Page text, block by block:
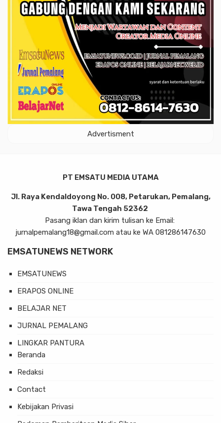
Advertisment
PT EMSATU MEDIA UTAMA
Jl. Raya Kendaldoyong No. 008, Petarukan, Pemalang,
Tawa Tengah 52362
Pasang iklan dan kirim tulisan ke Email:
jurnalpemalang18@gmail.com atau ke WA 081286147630
EMSATUNEWS NETWORK
EMSATUNEWS
ERAPOS ONLINE
BELAJAR NET
JURNAL PEMALANG
LINGKAR PANTURA
Beranda
Redaksi
Contact
Kebijakan Privasi